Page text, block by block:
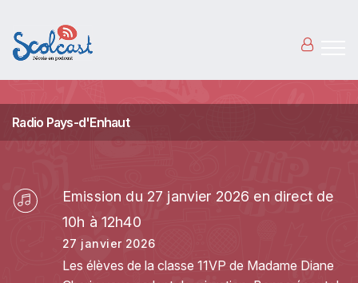
Radio Pays-d'Enhaut
Emission du 27 janvier 2026 en direct de
10h à 12h40
27 janvier 2026
Les élèves de la classe 11VP de Madame Diane